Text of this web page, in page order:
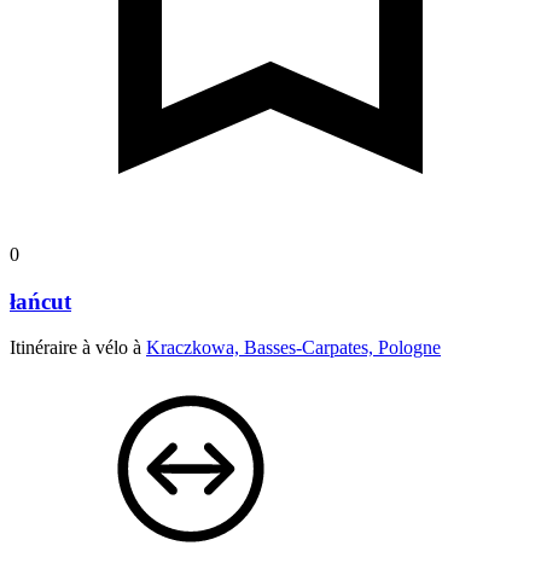
0
łańcut
Itinéraire à vélo à Kraczkowa, Basses-Carpates, Pologne